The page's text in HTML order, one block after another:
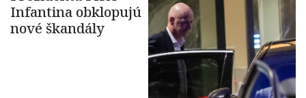
Infantina obklopujú
nové škandály